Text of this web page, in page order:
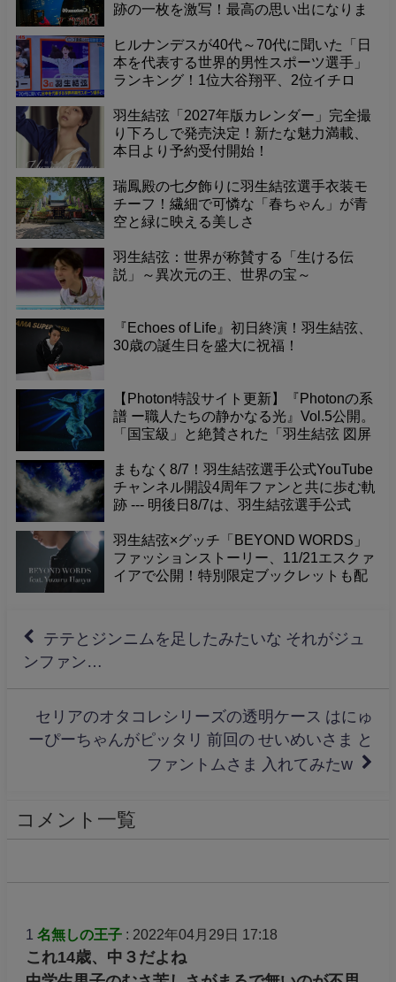
跡の一枚を激写！最高の思い出になりま
ヒルナンデスが40代～70代に聞いた「日
本を代表する世界的男性スポーツ選手」
ランキング！1位大谷翔平、2位イチロ
羽生結弦「2027年版カレンダー」完全撮
り下ろしで発売決定！新たな魅力満載、
本日より予約受付開始！
瑞鳳殿の七夕飾りに羽生結弦選手衣装モ
チーフ！繊細で可憐な「春ちゃん」が青
空と緑に映える美しさ
羽生結弦：世界が称賛する「生ける伝
説」～異次元の王、世界の宝～
『Echoes of Life』初日終演！羽生結弦、
30歳の誕生日を盛大に祝福！
【Photon特設サイト更新】『Photonの系
譜 ー職人たちの静かなる光』Vol.5公開。
「国宝級」と絶賛された「羽生結弦 図屏
の真髄を深掘り。
まもなく8/7！羽生結弦選手公式YouTube
チャンネル開設4周年ファンと共に歩む軌
跡 --- 明後日8/7は、羽生結弦選手公式
すべき日です！これまで素晴らしい演技
やメッセージを届けてくれたチャンネル
に感謝の気持ちを込めて、一緒にお祝い
羽生結弦×グッチ「BEYOND WORDS」
ファッションストーリー、11/21エスクァ
イアで公開！特別限定ブックレットも配
テテとジンニムを足したみたいな それがジュ
ンファン…
セリアのオタコレシリーズの透明ケース はにゅ
ーぴーちゃんがピッタリ 前回の せいめいさま と
ファントムさま 入れてみたw
コメント一覧
1 名無しの王子: 2022年04月29日 17:18
これ14歳、中３だよね